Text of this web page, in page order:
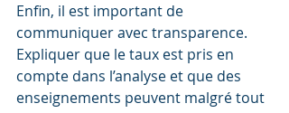
Enfin, il est important de
communiquer avec transparence.
Expliquer que le taux est pris en
compte dans l’analyse et que des
enseignements peuvent malgré tout